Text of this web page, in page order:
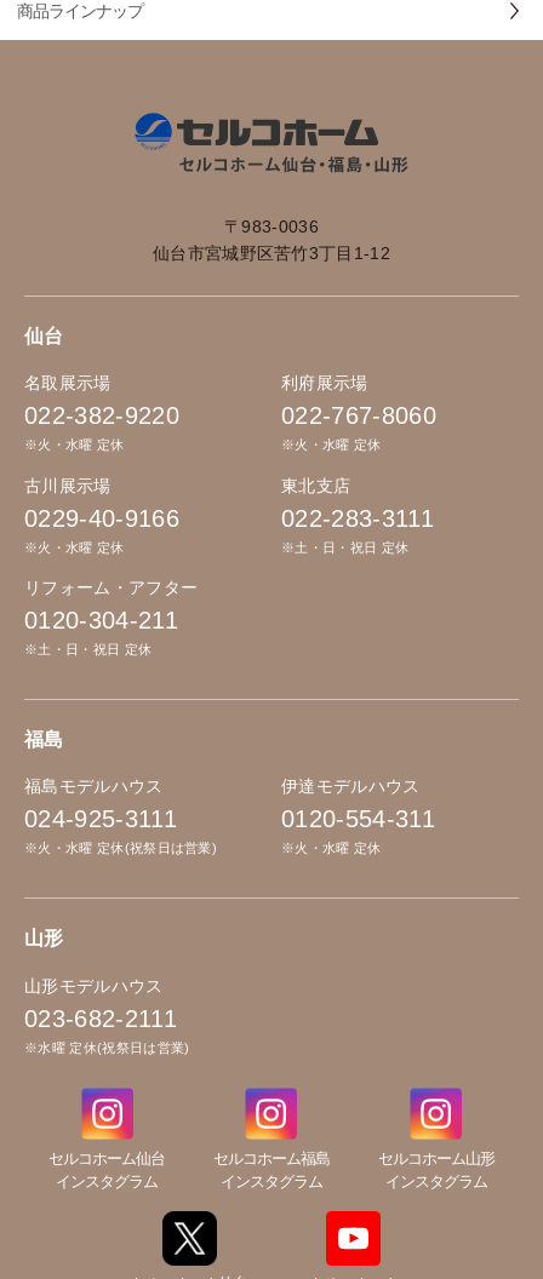
商品ラインナップ
〒983-0036
仙台市宮城野区苦竹3丁目1-12
仙台
名取展示場
022-382-9220
※火・水曜 定休
利府展示場
022-767-8060
※火・水曜 定休
古川展示場
0229-40-9166
※火・水曜 定休
東北支店
022-283-3111
※土・日・祝日 定休
リフォーム・アフター
0120-304-211
※土・日・祝日 定休
福島
福島モデルハウス
024-925-3111
※火・水曜 定休(祝祭日は営業)
伊達モデルハウス
0120-554-311
※火・水曜 定休
山形
山形モデルハウス
023-682-2111
※水曜 定休(祝祭日は営業)
セルコホーム仙台
インスタグラム
セルコホーム福島
インスタグラム
セルコホーム山形
インスタグラム